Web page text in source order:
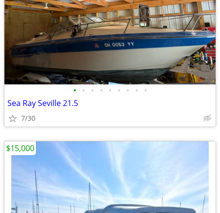
• • • • • • • • •
Sea Ray Seville 21.5
7/30
$15,000